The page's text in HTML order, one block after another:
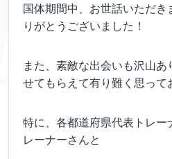
国体期間中、お世話いただき
りがとうございました！
また、素敵な出会いも沢山あ
せてもらえて有り難く思って
特に、各都道府県代表トレー
レーナーさんと